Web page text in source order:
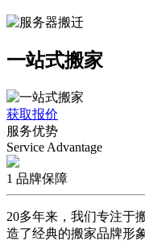
一站式搬家
获取报价
服务优势
Service Advantage
1 品牌保障
20多年来，我们专注于
造了经典的搬家品牌形